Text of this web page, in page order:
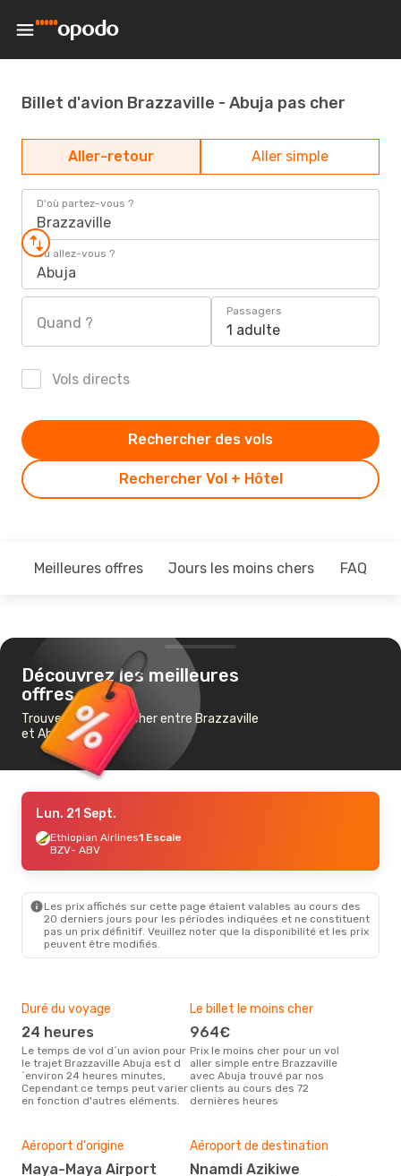
Billet d'avion Brazzaville - Abuja pas cher
Aller-retour Aller simple
D'où partez-vous ?
Brazzaville
Où allez-vous ?
Abuja
Quand ?
Passagers
1 adulte
Vols directs
Rechercher Vol + Hôtel
Rechercher des vols
Meilleures offres Jours les moins chers FAQ
Découvrez les meilleures
offres
Trouvez un vol pas cher entre Brazzaville
et Abuja
Lun. 21 Sept.
Ethiopian Airlines1 Escale
BZV- ABV
Les prix affichés sur cette page étaient valables au cours des
20 derniers jours pour les périodes indiquées et ne constituent
pas un prix définitif. Veuillez noter que la disponibilité et les prix
peuvent être modifiés.
Duré du voyage
24 heures
Le temps de vol d´un avion pour
le trajet Brazzaville Abuja est d
´environ 24 heures minutes,
Cependant ce temps peut varier
en fonction d'autres eléments.
Le billet le moins cher
964€
Prix le moins cher pour un vol
aller simple entre Brazzaville
avec Abuja trouvé par nos
clients au cours des 72
dernières heures
Aéroport d'origine
Maya-Maya Airport
Aéroport de destination
Nnamdi Azikiwe